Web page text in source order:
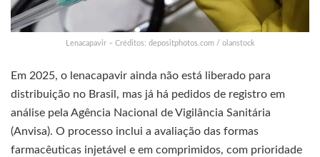
Lenacapavir – Créditos: depositphotos.com / olanstock
Em 2025, o lenacapavir ainda não está liberado para
distribuição no Brasil, mas já há pedidos de registro em
análise pela Agência Nacional de Vigilância Sanitária
(Anvisa). O processo inclui a avaliação das formas
farmacêuticas injetável e em comprimidos, com prioridade